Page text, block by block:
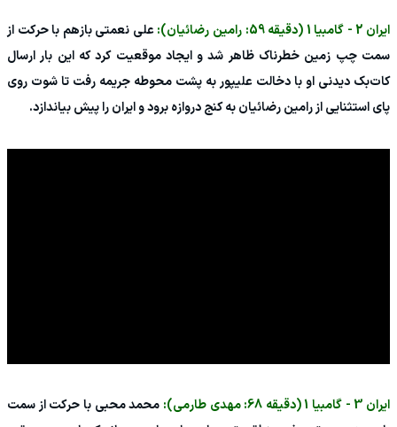
ایران 2 - گامبیا 1 (دقیقه 59: رامین رضائیان):
علی نعمتی بازهم با حرکت از
سمت چپ زمین خطرناک ظاهر شد و ایجاد موقعیت کرد که این بار ارسال
کات‌بک دیدنی او با دخالت علیپور به پشت محوطه جریمه رفت تا شوت روی
پای استثنایی از رامین رضائیان به کنج دروازه برود و ایران را پیش بیاندازد.
ایران 3 - گامبیا 1 (دقیقه 68: مهدی طارمی):
محمد محبی با حرکت از سمت